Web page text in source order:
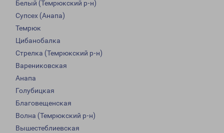
Белый (Темрюкский р-н)
Супсех (Анапа)
Темрюк
Цибанобалка
Стрелка (Темрюкский р-н)
Варениковская
Анапа
Голубицкая
Благовещенская
Волна (Темрюкский р-н)
Вышестеблиевская